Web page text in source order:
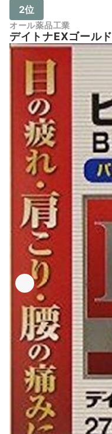
2位
オール薬品工業
デイトナEXゴールド